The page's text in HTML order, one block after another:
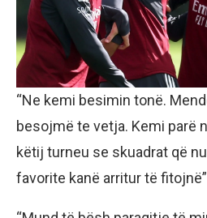
“Ne kemi besimin tonë.
besojmë te vetja. Kemi parë
këtij turneu se skuadrat që
favorite kanë arritur të